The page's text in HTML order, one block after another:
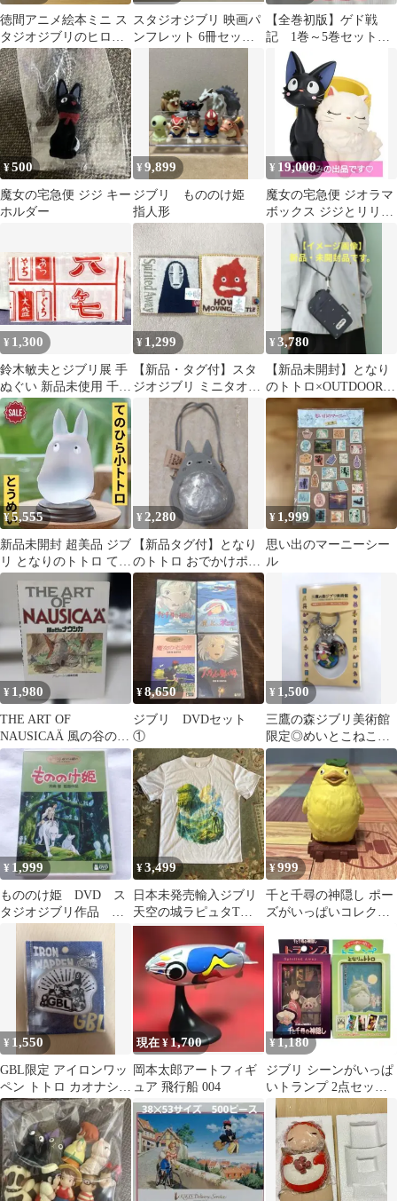
徳間アニメ絵本ミニ ス
タジオジブリのヒロイ
ンがいっぱい えほん 児
童書 子供
スタジオジブリ 映画パ
ンフレット 6冊セット
【全巻初版】ゲド戦
記 1巻～5巻セット
帯付き
¥500
魔女の宅急便 ジジ キー
ホルダー
¥9,899
ジブリ もののけ姫
指人形
¥ 19,000
魔女の宅急便 ジオラマ
ボックス ジジとリリー
♡新品・未開封品
¥ 1,300
鈴木敏夫とジブリ展 手
ぬぐい 新品未使用 千と
千尋の神隠し
¥ 1,299
【新品・タグ付】スタ
ジオジブリ ミニタオル
2枚セット カオナシ＆
カルシファー
¥3,780
【新品未開封】となり
のトトロ×OUTDOOR★
コラボ スマートショル
ダー◆ジブリ
¥5,555
新品未開封 超美品 ジブ
リ となりのトトロ ての
ひら 小トトロ とうめい
レア物
¥ 2,280
【新品タグ付】となり
のトトロ おでかけポシ
ェット 大トトロ ジブリ
ポーチ
¥ 1,999
思い出のマーニーシー
ル
¥ 1,980
THE ART OF
NAUSICAÄ 風の谷のナ
ウシカ
¥8,650
ジブリ DVDセット
①
¥ 1,500
三鷹の森ジブリ美術館
限定◎めいとこねこバ
スキーホルダー
¥ 1,999
もののけ姫 DVD ス
タジオジブリ作品 本
¥3,499
日本未発売輸入ジブリ
天空の城ラピュタTシ
ャツ白
¥999
千と千尋の神隠し ポー
ズがいっぱいコレクシ
オオトリさま
¥ 1,550
GBL限定 アイロンワッ
ペン トトロ カオナシ
ラピュタ
現在 ¥1,700
岡本太郎アートフィギ
ュア 飛行船 004
¥1,180
ジブリ シーンがいっぱ
いトランプ 2点セット
となりのトトロ 千と千
尋の神隠し